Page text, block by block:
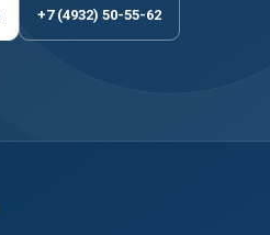
+7 (4932) 50-55-62